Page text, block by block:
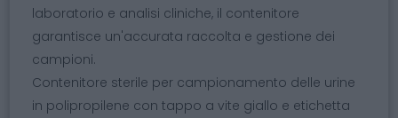
laboratorio e analisi cliniche, il contenitore
garantisce un'accurata raccolta e gestione dei
campioni.
Contenitore sterile per campionamento delle urine
in polipropilene con tappo a vite giallo e etichetta